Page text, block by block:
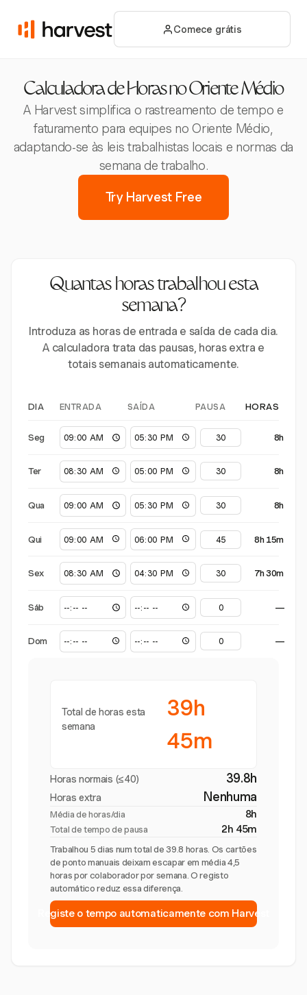
Comece grátis
Calculadora de Horas no Oriente Médio
A Harvest simplifica o rastreamento de tempo e
faturamento para equipes no Oriente Médio,
adaptando-se às leis trabalhistas locais e normas da
semana de trabalho.
Try Harvest Free
Quantas horas trabalhou esta
semana?
Introduza as horas de entrada e saída de cada dia.
A calculadora trata das pausas, horas extra e
totais semanais automaticamente.
DIA ENTRADA SAÍDA PAUSA HORAS
Seg 8h
Ter 8h
Qua 8h
Qui 8h 15m
Sex 7h 30m
Sáb —
Dom —
Total de horas esta
semana
39h
45m
Horas normais (≤40) 39.8h
Horas extra Nenhuma
Média de horas/dia 8h
Total de tempo de pausa 2h 45m
Trabalhou 5 dias num total de 39.8 horas. Os cartões
de ponto manuais deixam escapar em média 4,5
horas por colaborador por semana. O registo
automático reduz essa diferença.
Registe o tempo automaticamente com Harvest